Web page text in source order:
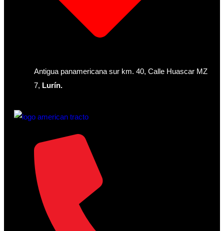
Antigua panamericana sur km. 40, Calle Huascar MZ
7, Lurín.